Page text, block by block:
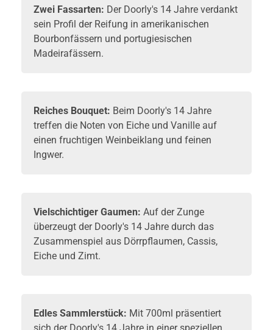
Zwei Fassarten: Der Doorly's 14 Jahre verdankt
sein Profil der Reifung in amerikanischen
Bourbonfässern und portugiesischen
Madeirafässern.
Reiches Bouquet: Beim Doorly's 14 Jahre
treffen die Noten von Eiche und Vanille auf
einen fruchtigen Weinbeiklang und feinen
Ingwer.
Vielschichtiger Gaumen: Auf der Zunge
überzeugt der Doorly's 14 Jahre durch das
Zusammenspiel aus Dörrpflaumen, Cassis,
Eiche und Zimt.
Edles Sammlerstück: Mit 700ml präsentiert